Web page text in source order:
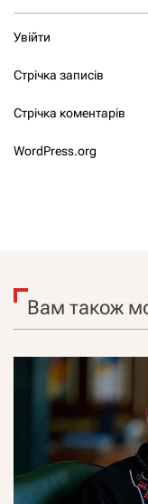
Увійти
Стрічка записів
Стрічка коментарів
WordPress.org
Вам також